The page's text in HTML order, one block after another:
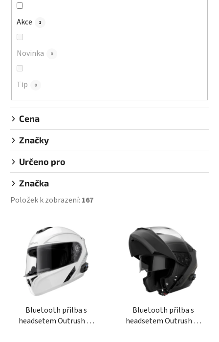
Akce 1
Novinka 0
Tip 0
Cena
Značky
Určeno pro
Značka
Položek k zobrazení: 167
Bluetooth přilba s
headsetem Outrush R,
Bluetooth přilba s
headsetem Outrush R,